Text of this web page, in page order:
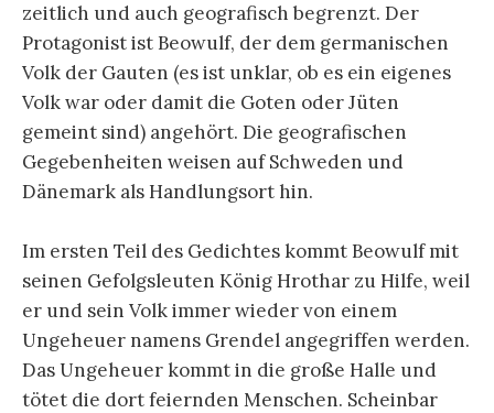
zeitlich und auch geografisch begrenzt. Der
Protagonist ist Beowulf, der dem germanischen
Volk der Gauten (es ist unklar, ob es ein eigenes
Volk war oder damit die Goten oder Jüten
gemeint sind) angehört. Die geografischen
Gegebenheiten weisen auf Schweden und
Dänemark als Handlungsort hin.
Im ersten Teil des Gedichtes kommt Beowulf mit
seinen Gefolgsleuten König Hrothar zu Hilfe, weil
er und sein Volk immer wieder von einem
Ungeheuer namens Grendel angegriffen werden.
Das Ungeheuer kommt in die große Halle und
tötet die dort feiernden Menschen. Scheinbar